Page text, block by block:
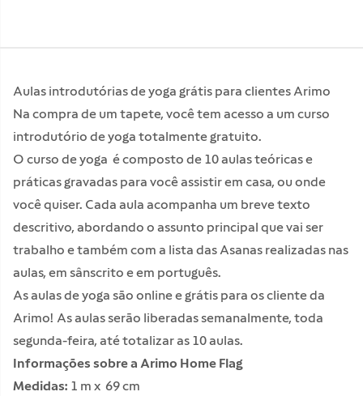
Aulas introdutórias de yoga grátis para clientes Arimo
Na compra de um tapete, você tem acesso a um curso
introdutório de yoga totalmente gratuito.
O curso de yoga é composto de 10 aulas teóricas e
práticas gravadas para você assistir em casa, ou onde
você quiser. Cada aula acompanha um breve texto
descritivo, abordando o assunto principal que vai ser
trabalho e também com a lista das Asanas realizadas nas
aulas, em sânscrito e em português.
As aulas de yoga são online e grátis para os cliente da
Arimo! As aulas serão liberadas semanalmente, toda
segunda-feira, até totalizar as 10 aulas.
Informações sobre a Arimo Home Flag
Medidas: 1 m x 69 cm